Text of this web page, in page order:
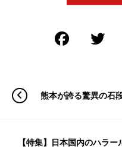
熊本が誇る驚異の石
【特集】日本国内のハラ